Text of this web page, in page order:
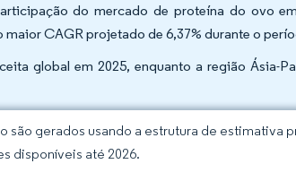
do mercado de proteína do ovo
CAGR projetado de 6,37% durante o
global em 2025, enquanto a região Ásia-
gerados usando a estrutura de estimativa
disponíveis até 2026.